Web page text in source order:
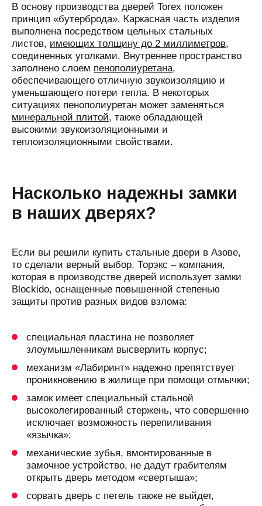
В основу производства дверей Torex положен
принцип «бутерброда». Каркасная часть изделия
выполнена посредством цельных стальных
листов, имеющих толщину до 2 миллиметров,
соединенных уголками. Внутреннее пространство
заполнено слоем пенополиуретана,
обеспечивающего отличную звукоизоляцию и
уменьшающего потери тепла. В некоторых
ситуациях пенополиуретан может заменяться
минеральной плитой, также обладающей
высокими звукоизоляционными и
теплоизоляционными свойствами.
Насколько надежны замки
в наших дверях?
Если вы решили купить стальные двери в Азове,
то сделали верный выбор. Торэкс – компания,
которая в производстве дверей использует замки
Blockido, оснащенные повышенной степенью
защиты против разных видов взлома:
специальная пластина не позволяет
злоумышленникам высверлить корпус;
механизм «Лабиринт» надежно препятствует
проникновению в жилище при помощи отмычки;
замок имеет специальный стальной
высоколегированный стержень, что совершенно
исключает возможность перепиливания
«язычка»;
механические зубья, вмонтированные в
замочное устройство, не дадут грабителям
открыть дверь методом «свертыша»;
сорвать дверь с петель также не выйдет,